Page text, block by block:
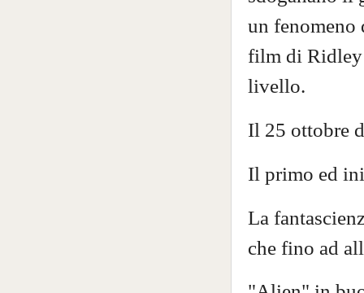
un fenomeno
film di Ridley
livello.
Il 25 ottobre
Il primo ed
La
che fino ad